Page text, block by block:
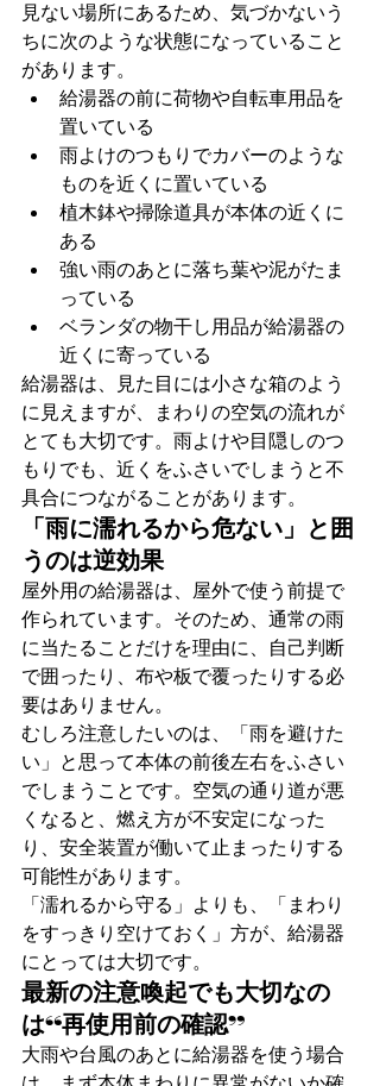
見ない場所にあるため、気づかないう
ちに次のような状態になっていること
があります。
給湯器の前に荷物や自転車用品を
置いている
雨よけのつもりでカバーのような
ものを近くに置いている
植木鉢や掃除道具が本体の近くに
ある
強い雨のあとに落ち葉や泥がたま
っている
ベランダの物干し用品が給湯器の
近くに寄っている
給湯器は、見た目には小さな箱のよう
に見えますが、まわりの空気の流れが
とても大切です。雨よけや目隠しのつ
もりでも、近くをふさいでしまうと不
具合につながることがあります。
「雨に濡れるから危ない」と囲
うのは逆効果
屋外用の給湯器は、屋外で使う前提で
作られています。そのため、通常の雨
に当たることだけを理由に、自己判断
で囲ったり、布や板で覆ったりする必
要はありません。
むしろ注意したいのは、「雨を避けた
い」と思って本体の前後左右をふさい
でしまうことです。空気の通り道が悪
くなると、燃え方が不安定になった
り、安全装置が働いて止まったりする
可能性があります。
「濡れるから守る」よりも、「まわり
をすっきり空けておく」方が、給湯器
にとっては大切です。
最新の注意喚起でも大切なの
は“再使用前の確認”
大雨や台風のあとに給湯器を使う場合